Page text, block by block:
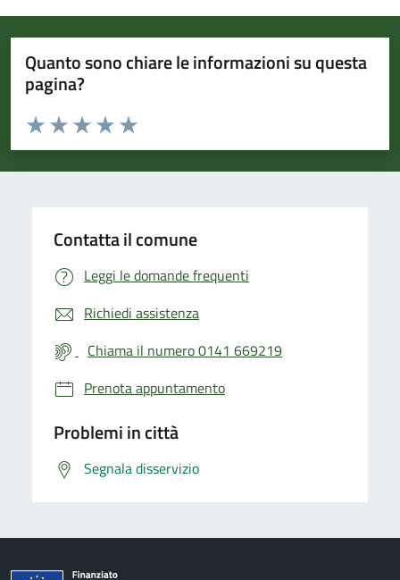
Quanto sono chiare le informazioni su questa
pagina?
Valuta da 1 a 5 stelle la pagina
Valuta 5 stelle su 5
Valuta 4 stelle su 5
Valuta 3 stelle su 5
Valuta 2 stelle su 5
Valuta 1 stelle su 5
Contatta il comune
Leggi le domande frequenti
Richiedi assistenza
Chiama il numero 0141 669219
Prenota appuntamento
Problemi in città
Segnala disservizio